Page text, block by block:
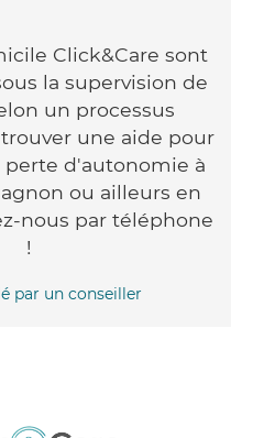
Click&Care sont
la supervision de
un processus
une aide pour
perte d'autonomie à
ou ailleurs en
nous par téléphone
!
par un conseiller